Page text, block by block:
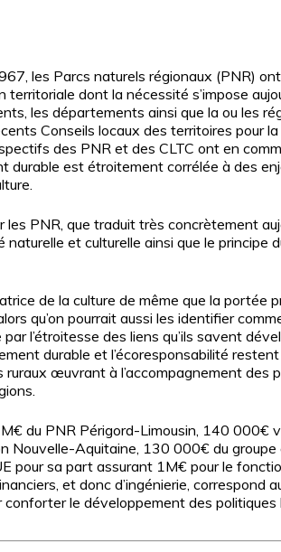
pour fermer
les Parcs naturels régionaux (PNR)
dont la nécessité s’impose
les départements ainsi que la ou les
Conseils locaux des territoires pour
des PNR et des CLTC ont en
durable est étroitement corrélée à des
PNR, que traduit très concrètement
et culturelle ainsi que le
de la culture de même que la portée
qu’on pourrait aussi les identifier
l’étroitesse des liens qu’ils savent
durable et l’écoresponsabilité
œuvrant à l’accompagnement des
du PNR Périgord-Limousin, 140
Nouvelle-Aquitaine, 130 000€ du
pour sa part assurant 1M€ pour le
et donc d’ingénierie, correspond
le développement des politiques